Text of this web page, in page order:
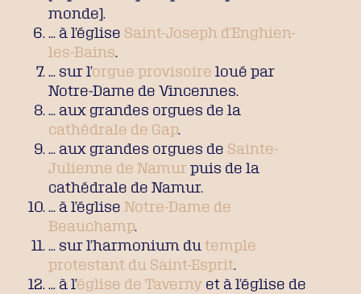
monde].
… à l’église Saint-Joseph d’Enghien-
les-Bains.
… sur l’orgue provisoire loué par
Notre-Dame de Vincennes.
… aux grandes orgues de la
cathédrale de Gap.
… aux grandes orgues de Sainte-
Julienne de Namur puis de la
cathédrale de Namur.
… à l’église Notre-Dame de
Beauchamp.
… sur l’harmonium du temple
protestant du Saint-Esprit.
… à l’église de Taverny et à l’église de